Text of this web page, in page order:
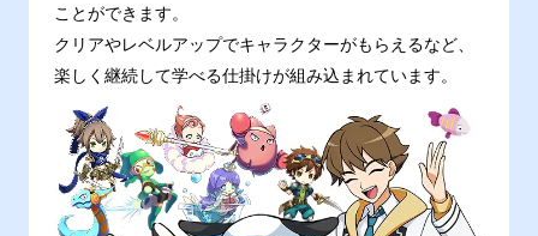
ことができます。
クリアやレベルアップでキャラクターがもらえるなど、
楽しく継続して学べる仕掛けが組み込まれています。